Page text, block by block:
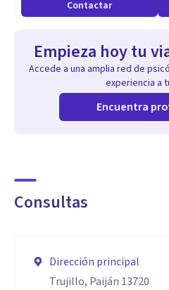
y funciones que desempeño.
paciente, orientándome
cumplimiento de los objetivos
Contactar
Empieza hoy tu
Accede a una amplia red de
experiencia a
Encuentra
Consultas
Dirección principal
Trujillo, Paiján 13720